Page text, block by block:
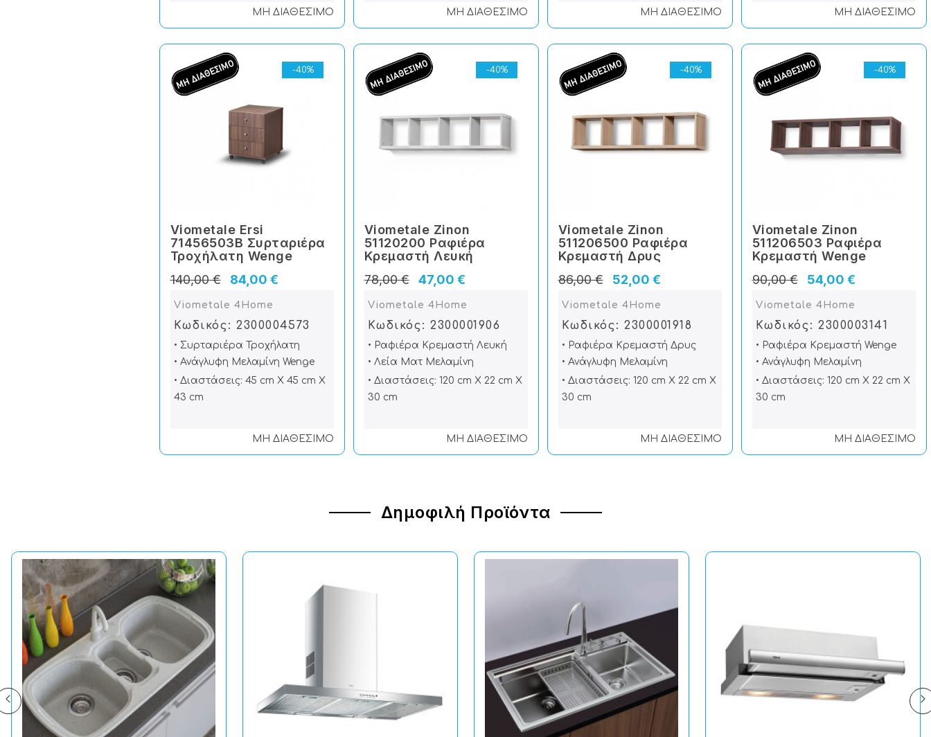
ΜΗ ΔΙΑΘΕΣΙΜΟ ΜΗ ΔΙΑΘΕΣΙΜΟ ΜΗ ΔΙΑΘΕΣΙΜΟ ΜΗ ΔΙΑΘΕΣΙΜΟ
-40%
Viometale Ersi
71456503Β Συρταριέρα
Τροχήλατη Wenge
84,00 €
140,00 €
Viometale 4Home
Κωδικός: 2300004573
• Συρταριέρα Τροχήλατη
• Ανάγλυφη Μελαμίνη Wenge
• Διαστάσεις: 45 cm X 45 cm X
43 cm
ΜΗ ΔΙΑΘΕΣΙΜΟ
-40%
Viometale Zinon
51120200 Ραφιέρα
Κρεμαστή Λευκή
47,00 €
78,00 €
Viometale 4Home
Κωδικός: 2300001906
• Ραφιέρα Κρεμαστή Λευκή
• Λεία Ματ Μελαμίνη
• Διαστάσεις: 120 cm X 22 cm X
30 cm
ΜΗ ΔΙΑΘΕΣΙΜΟ
-40%
Viometale Zinon
511206500 Ραφιέρα
Κρεμαστή Δρυς
52,00 €
86,00 €
Viometale 4Home
Κωδικός: 2300001918
• Ραφιέρα Κρεμαστή Δρυς
• Ανάγλυφη Μελαμίνη
• Διαστάσεις: 120 cm X 22 cm X
30 cm
ΜΗ ΔΙΑΘΕΣΙΜΟ
-40%
Viometale Zinon
511206503 Ραφιέρα
Κρεμαστή Wenge
54,00 €
90,00 €
Viometale 4Home
Κωδικός: 2300003141
• Ραφιέρα Κρεμαστή Wenge
• Ανάγλυφη Μελαμίνη
• Διαστάσεις: 120 cm X 22 cm X
30 cm
ΜΗ ΔΙΑΘΕΣΙΜΟ
Δημοφιλή Προϊόντα